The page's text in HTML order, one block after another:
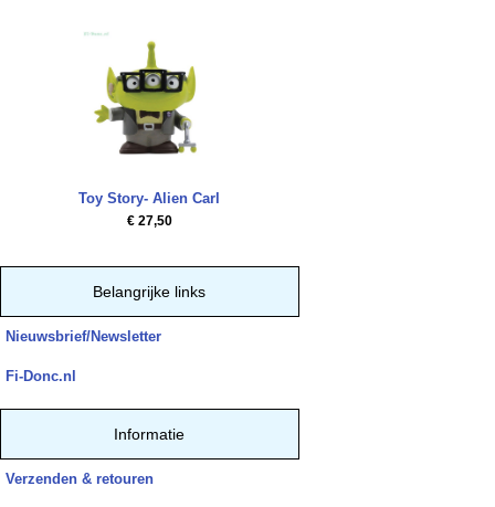
Toy Story- Alien Carl
€ 27,50
Belangrijke links
Nieuwsbrief/Newsletter
Fi-Donc.nl
Informatie
Verzenden & retouren